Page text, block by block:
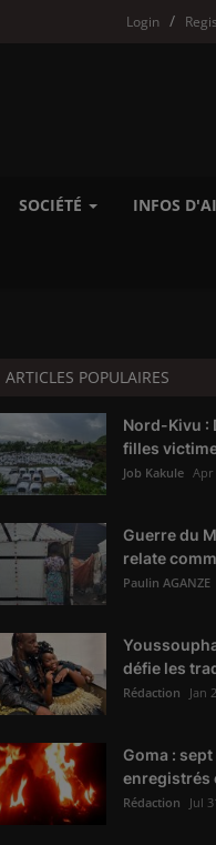
Login /
SOCIÉTÉ INFOS
ARTICLES POPULAIRES
Nord-Kivu :
filles
Job Kakule Apr
Guerre du
relate
Paulin AGANZE
défie les
Rédaction Jan
Goma :
enregistrés
Rédaction Jul